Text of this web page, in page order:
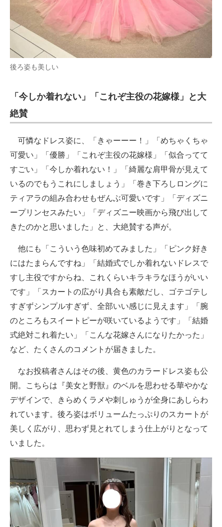
後ろ姿も美しい
「今しか着れない」「これぞ主役の花嫁様」と大
絶賛
可憐なドレス姿に、「きゃーーー！」「めちゃくちゃ
可愛い」「優勝」「これぞ主役の花嫁様」「似合ってて
すごい」「今しか着れない！」「綺麗な肩甲骨が見えて
いるのでもうこれにしましょう」「巻き下ろしロングに
ティアラの組み合わせもぜんぶ可愛いです」「ディズニ
ープリンセスみたい」「ディズニー映画から飛び出して
きたのかと思いました」と、大絶賛する声が。
他にも「こういう色味初めてみました」「ピンク好き
にはたまらんですね」「結婚式でしか着れないドレスで
すし主役ですからね、これくらいキラキラなほうがいい
です」「スカートの広がり具合も素敵だし、ゴテゴテし
すぎずシンプルすぎず、全部いい感じに見えます」「腕
のところもスイートピーが咲いているようです」「結婚
式絶対これ着たい」「こんな花嫁さんになりたかった」
など、たくさんのコメントが届きました。
なお投稿者さんはその後、黄色のカラードレス姿も公
開。こちらは『美女と野獣』のベルを思わせる華やかな
デザインで、きらめくラメや刺しゅうが全身にあしらわ
れています。後ろ姿はボリュームたっぷりのスカートが
美しく広がり、思わず見とれてしまう仕上がりとなって
いました。